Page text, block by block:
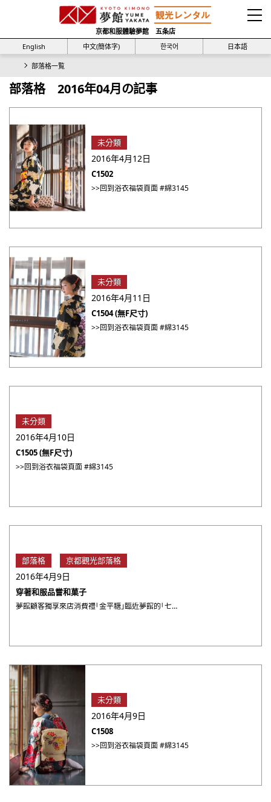
京都和服體驗夢館 五条店
English
中文(簡体字) 한국어 日本語
部落格一覧
部落格 2016年04月の記事
未分類
2016年4月12日
C1502
>>回到浴衣福袋頁面 #綿3145
未分類
2016年4月11日
C1504 (無F尺寸)
>>回到浴衣福袋頁面 #綿3145
未分類
2016年4月10日
C1505 (無F尺寸)
>>回到浴衣福袋頁面 #綿3145
部落格 京都觀光部落格
2016年4月9日
穿著和服品嘗和菓子
夢館顧客獨享來店消費禮「金平糖」臨近夢館的「七条甘春堂」 除了店內各式手工製作的茶點外 迎接夏季而推出的抹茶聖 ・・・
未分類
2016年4月9日
C1508
>>回到浴衣福袋頁面 #綿3145